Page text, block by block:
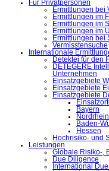
Für Privatpersonen
Ermittlungen bei
Ermittlungen im
Ermittlungen im
Ermittlungen im
Ermittlungen bei
Vermisstensuche
Internationale
Detektei für den
DETEGERE
Unternehmen
Einsatzgebiete
Einsatzgebiete
Einsatzgebiete
Bayern
Baden-
Hessen
Hochrisiko- und
Leistungen
Globale Risiko-,
Due Diligence
International